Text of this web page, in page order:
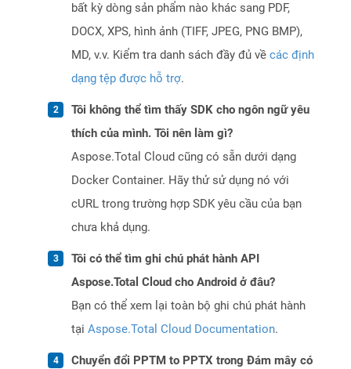
bất kỳ dòng sản phẩm nào khác sang PDF,
DOCX, XPS, hình ảnh (TIFF, JPEG, PNG BMP),
MD, v.v. Kiểm tra danh sách đầy đủ về các định
dạng tệp được hỗ trợ.
Tôi không thể tìm thấy SDK cho ngôn ngữ yêu
thích của mình. Tôi nên làm gì?
Aspose.Total Cloud cũng có sẵn dưới dạng
Docker Container. Hãy thử sử dụng nó với
cURL trong trường hợp SDK yêu cầu của bạn
chưa khả dụng.
Tôi có thể tìm ghi chú phát hành API
Aspose.Total Cloud cho Android ở đâu?
Bạn có thể xem lại toàn bộ ghi chú phát hành
tại Aspose.Total Cloud Documentation.
Chuyển đổi PPTM to PPTX trong Đám mây có